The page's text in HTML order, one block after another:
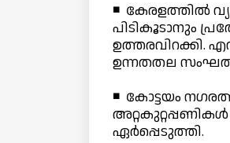
◾ കേരളത്തില്‍
പിടികൂടാനും
ഉത്തരവിറക്കി.
ഉന്നതതല
◾ കോട്ടയം
ഏര്‍പ്പെടുത്തി.